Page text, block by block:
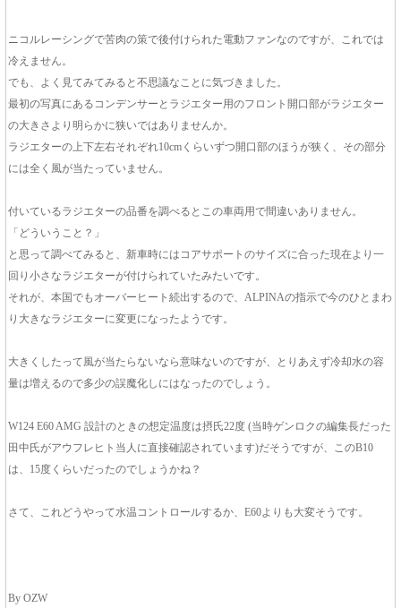
ニコルレーシングで苦肉の策で後付けられた電動ファンなのですが、これでは
冷えません。
でも、よく見てみてみると不思議なことに気づきました。
最初の写真にあるコンデンサーとラジエター用のフロント開口部がラジエター
の大きさより明らかに狭いではありませんか。
ラジエターの上下左右それぞれ10cmくらいずつ開口部のほうが狭く、その部分
には全く風が当たっていません。
付いているラジエターの品番を調べるとこの車両用で間違いありません。
「どういうこと？」
と思って調べてみると、新車時にはコアサポートのサイズに合った現在より一
回り小さなラジエターが付けられていたみたいです。
それが、本国でもオーバーヒート続出するので、ALPINAの指示で今のひとまわ
り大きなラジエターに変更になったようです。
大きくしたって風が当たらないなら意味ないのですが、とりあえず冷却水の容
量は増えるので多少の誤魔化しにはなったのでしょう。
W124 E60 AMG 設計のときの想定温度は摂氏22度 (当時ゲンロクの編集長だった
田中氏がアウフレヒト当人に直接確認されています)だそうですが、このB10
は、15度くらいだったのでしょうかね？
さて、これどうやって水温コントロールするか、E60よりも大変そうです。
By OZW